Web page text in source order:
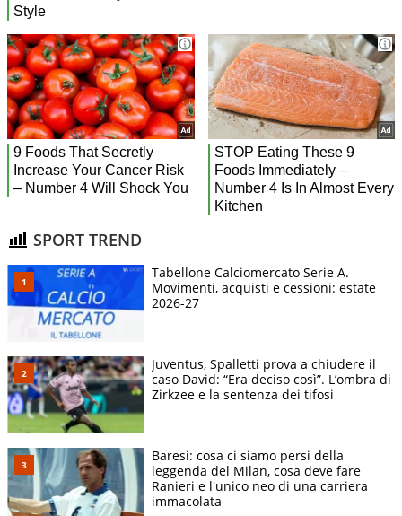
SPORT TREND
Tabellone Calciomercato Serie A.
Movimenti, acquisti e cessioni: estate
2026-27
Juventus, Spalletti prova a chiudere il
caso David: “Era deciso così”. L’ombra di
Zirkzee e la sentenza dei tifosi
Baresi: cosa ci siamo persi della
leggenda del Milan, cosa deve fare
Ranieri e l'unico neo di una carriera
immacolata